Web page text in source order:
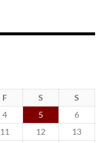
F S
S
4 5
6
11 12
13